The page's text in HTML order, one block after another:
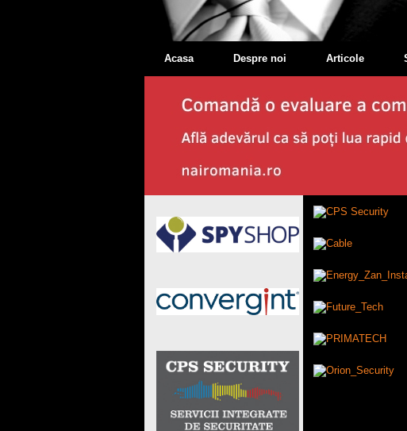
Acasa Despre noi Articole